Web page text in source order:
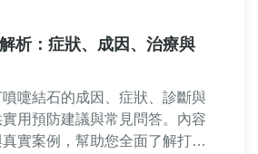
析：症狀、成因、治療與
嚏結石的成因、症狀、診斷與
用預防建議與常見問答。內容
實案例，幫助您全面了解打噴